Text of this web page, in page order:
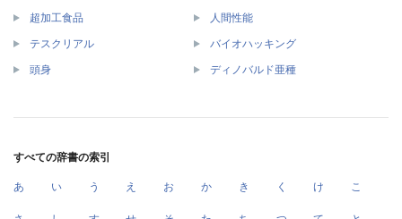
超加工食品 人間性能
テスクリアル バイオハッキング
頭身 ディノバルド亜種
すべての辞書の索引
あ い う え お か き く け こ